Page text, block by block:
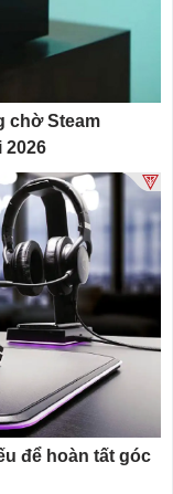
chờ Steam
2026
để hoàn tất góc